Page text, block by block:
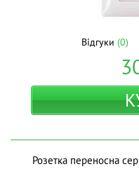
Відгуки (0)
Розетка переносна